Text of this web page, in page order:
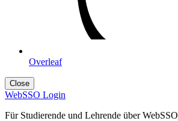
Overleaf
Close
WebSSO Login
Für Studierende und Lehrende über WebSSO